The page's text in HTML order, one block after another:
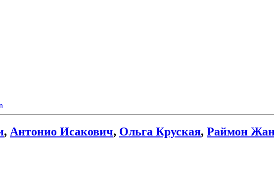
, Антонио Исакович, Ольга Круская, Раймон